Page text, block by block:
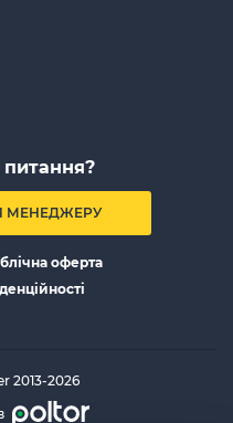
МЕНЕДЖЕРУ
оферта
2013-2026